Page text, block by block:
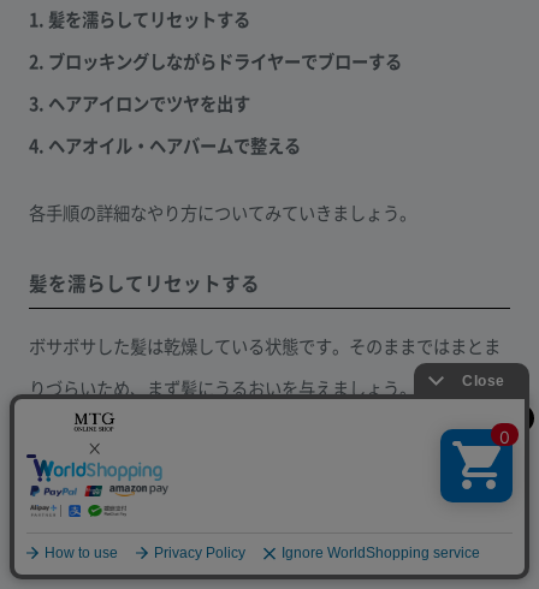
1. 髪を濡らしてリセットする
2. ブロッキングしながらドライヤーでブローする
3. ヘアアイロンでツヤを出す
4. ヘアオイル・ヘアバームで整える
各手順の詳細なやり方についてみていきましょう。
髪を濡らしてリセットする
ボサボサした髪は乾燥している状態です。そのままではまとま
りづらいため、まず髪にうるおいを与えましょう。具体的に
は、保湿効果のあるヘアミストを5～10回ほど吹きかけてみて
ください。
クセが強い場合は、根元からうねりが発生している可能性があ
ります。そのため、根元からしっかり濡らすことが大切です。